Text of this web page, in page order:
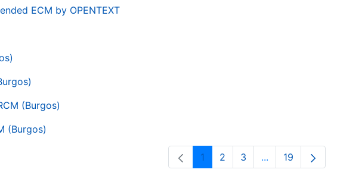
ECM by OPENTEXT
(Burgos)
(Burgos)
Orrialdea
1 Orrialdea
2 Orrialdea
3 ...Intermediate
Orrialdea
19